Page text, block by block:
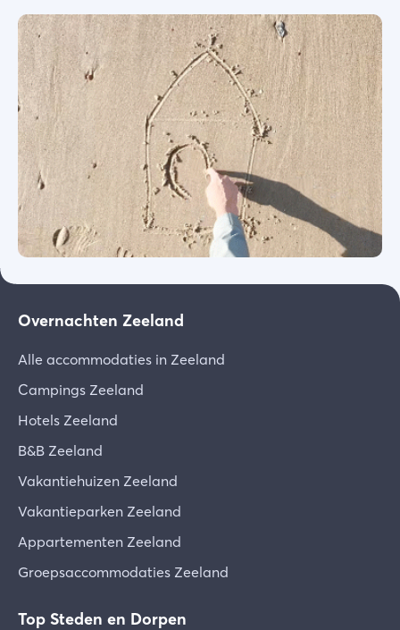
Overnachten Zeeland
Alle accommodaties in Zeeland
Campings Zeeland
Hotels Zeeland
B&B Zeeland
Vakantiehuizen Zeeland
Vakantieparken Zeeland
Appartementen Zeeland
Groepsaccommodaties Zeeland
Top Steden en Dorpen